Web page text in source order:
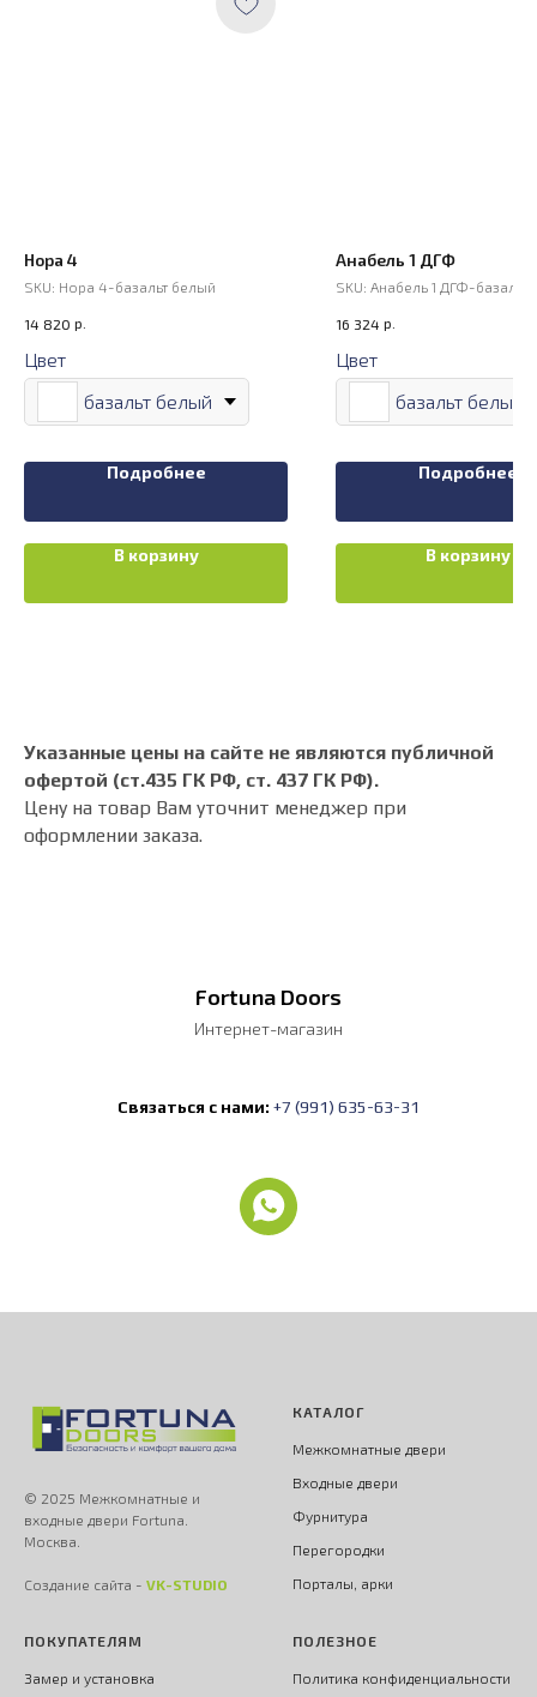
Нора 4
SKU: Нора 4-базальт белый
14 820 р.
Цвет
базальт белый
Подробнее
В корзину
Анабель 1 ДГФ
SKU: Анабель 1 ДГФ-базальт
16 324 р.
Цвет
базальт белый
Подробнее
В корзину
Указанные цены на сайте не являются публичной
офертой (ст.435 ГК РФ, cт. 437 ГК РФ).
Цену на товар Вам уточнит менеджер при
оформлении заказа.
Fortuna Doors
Интернет-магазин
Связаться с нами: +7 (991) 635-63-31
© 2025 Межкомнатные и
входные двери Fortuna.
Москва.
Создание сайта - VK-STUDIO
КАТАЛОГ
Межкомнатные двери
Входные двери
Фурнитура
Перегородки
Порталы, арки
ПОКУПАТЕЛЯМ
Замер и установка
ПОЛЕЗНОЕ
Политика конфиденциальности